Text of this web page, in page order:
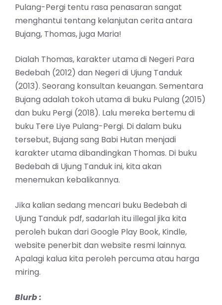
Pulang-Pergi tentu rasa penasaran sangat
menghantui tentang kelanjutan cerita antara
Bujang, Thomas, juga Maria!
Dialah Thomas, karakter utama di Negeri Para
Bedebah (2012) dan Negeri di Ujung Tanduk
(2013). Seorang konsultan keuangan. Sementara
Bujang adalah tokoh utama di buku Pulang (2015)
dan buku Pergi (2018). Lalu mereka bertemu di
buku Tere Liye Pulang-Pergi. Di dalam buku
tersebut, Bujang sang Babi Hutan menjadi
karakter utama dibandingkan Thomas. Di buku
Bedebah di Ujung Tanduk ini, kita akan
menemukan kebalikannya.
Jika kalian sedang mencari buku Bedebah di
Ujung Tanduk pdf, sadarlah itu illegal jika kita
peroleh bukan dari Google Play Book, Kindle,
website penerbit dan website resmi lainnya.
Apalagi kalua kita peroleh percuma atau harga
miring.
Blurb :